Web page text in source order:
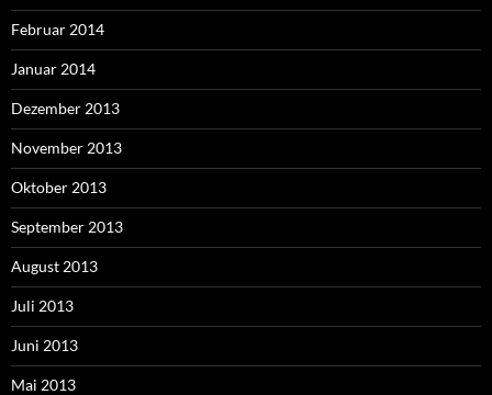
Februar 2014
Januar 2014
Dezember 2013
November 2013
Oktober 2013
September 2013
August 2013
Juli 2013
Juni 2013
Mai 2013